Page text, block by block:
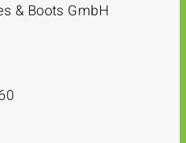
& Boots GmbH